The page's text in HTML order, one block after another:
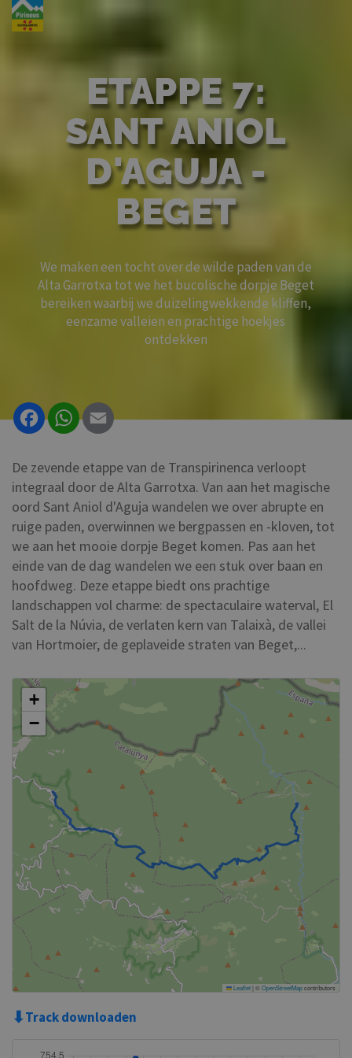
Overslaan
ETAPPE 7:
SANT ANIOL
D'AGUJA -
BEGET
We maken een tocht over de wilde paden van de
Alta Garrotxa tot we het bucolische dorpje Beget
bereiken waarbij we duizelingwekkende kliffen,
eenzame valleien en prachtige hoekjes
ontdekken
FacebookWhatsApp
De zevende etappe van de Transpirinenca verloopt
integraal door de Alta Garrotxa. Van aan het magische
oord Sant Aniol d'Aguja wandelen we over abrupte en
ruige paden, overwinnen we bergpassen en -kloven, tot
we aan het mooie dorpje Beget komen. Pas aan het
einde van de dag wandelen we een stuk over baan en
hoofdweg. Deze etappe biedt ons prachtige
landschappen vol charme: de spectaculaire waterval, El
Salt de la Núvia, de verlaten kern van Talaixà, de vallei
van Hortmoier, de geplaveide straten van Beget,...
+
−
Leaflet| ©OpenStreetMapcontributors
⬇Track downloaden